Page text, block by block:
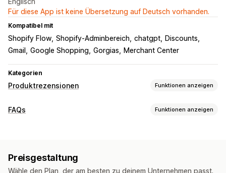
Für diese App ist keine Übersetzung auf Deutsch vorhanden.
Kompatibel mit
Shopify Flow Shopify-Adminbereich chatgpt
Discounts
Gmail
Google Shopping Gorgias Merchant Center
Kategorien
Produktrezensionen Funktionen anzeigen
Anzeigeoptionen
Rezensions-Highlights
FAQs Funktionen anzeigen
Anzeigeoptionen
Preisgestaltung
Wähle den Plan, der am besten zu deinem Unternehmen passt.